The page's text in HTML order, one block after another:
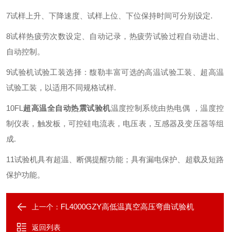
7试样上升、下降速度、试样上位、下位保持时间可分别设定.
8试样热疲劳次数设定、自动记录，热疲劳试验过程自动进出、
自动控制。
9试验机试验工装选择：馥勒丰富可选的高温试验工装、超高温
试验工装，以适用不同规格试样.
10FL 超高温全自动热震试验机温度控制系统由热电偶 ，温度控
制仪表，触发板，可控硅电流表，电压表，互感器及变压器等组
成.
11试验机具有超温、断偶提醒功能；具有漏电保护、超载及短路
保护功能。
上一个： FL4000GZY高低温真空高压弯曲试验机
返回列表